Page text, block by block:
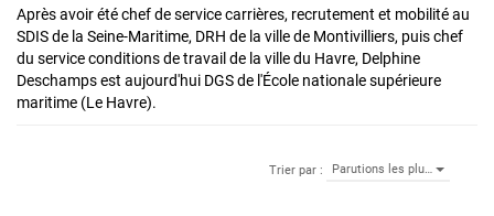
Après avoir été chef de service carrières, recrutement et mobilité au
SDIS de la Seine-Maritime, DRH de la ville de Montivilliers, puis chef
du service conditions de travail de la ville du Havre, Delphine
Deschamps est aujourd'hui DGS de l'École nationale supérieure
maritime (Le Havre).
Trier par : Parutions les plu…